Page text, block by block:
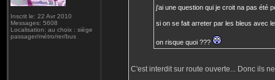
Inscrit le: 22 Avr 2010
Messages: 5608
Localisation: au choix : siège
passager/métro/rer/bus
j'ai une question qui je croit na pas été
si on se fait arreter par les bleus avec
on risque quoi ???
C'est interdit sur route ouverte... Donc ils